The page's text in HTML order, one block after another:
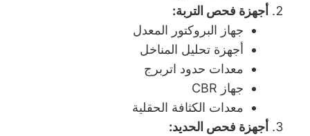
أجهزة فحص التربة:
جهاز البروكتور المعدل
أجهزة تحليل المناخل
معدات حدود اتربرج
جهاز CBR
معدات الكثافة الحقلية
أجهزة فحص الحديد: